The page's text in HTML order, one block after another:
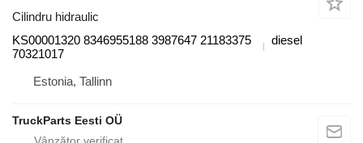
Cilindru hidraulic
KS00001320 8346955188 3987647 21183375
70321017
diesel
Estonia, Tallinn
TruckParts Eesti OÜ